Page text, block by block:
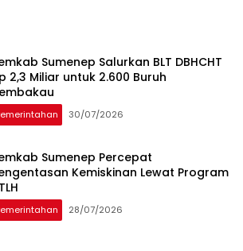
Sumenep Salurkan BLT DBHCHT
2,3 Miliar untuk 2.600 Buruh
30/07/2026
Sumenep Percepat
Kemiskinan Lewat Program
28/07/2026